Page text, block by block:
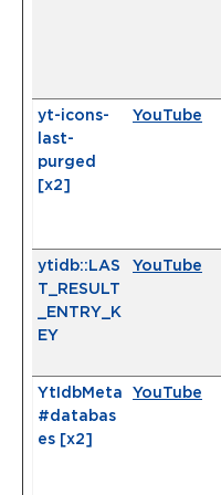
yt-icons-
last-
purged
[x2]
YouTube
ytidb::LAS
T_RESULT
_ENTRY_K
EY
YouTube
YtIdbMeta
#databas
es [x2]
YouTube